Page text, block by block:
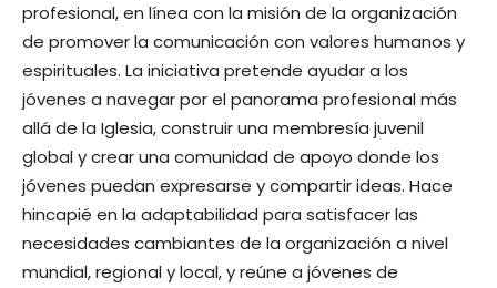
profesional, en línea con la misión de la organización
de promover la comunicación con valores humanos y
espirituales. La iniciativa pretende ayudar a los
jóvenes a navegar por el panorama profesional más
allá de la Iglesia, construir una membresía juvenil
global y crear una comunidad de apoyo donde los
jóvenes puedan expresarse y compartir ideas. Hace
hincapié en la adaptabilidad para satisfacer las
necesidades cambiantes de la organización a nivel
mundial, regional y local, y reúne a jóvenes de